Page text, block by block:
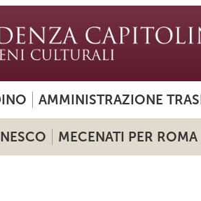
AMMINISTRAZIONE
MECENATI PER ROMA